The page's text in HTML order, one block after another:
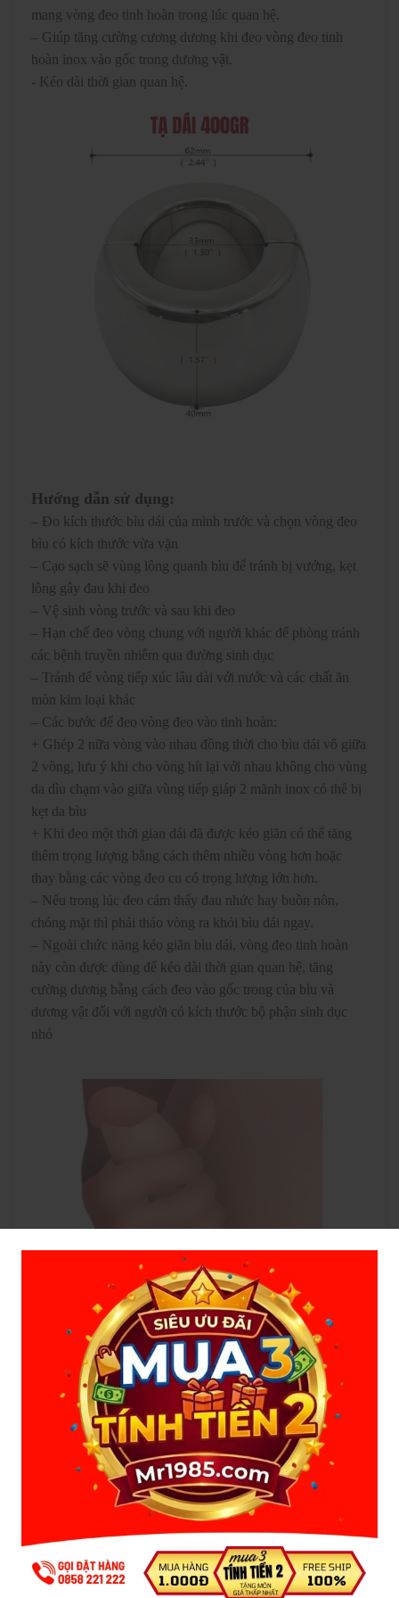
mang vòng đeo tinh hoàn trong lúc quan hệ.
– Giúp tăng cường cương dương khi đeo vòng đeo tinh
hoàn inox vào gốc trong dương vật.
- Kéo dài thời gian quan hệ.
Hướng dẫn sử dụng:
– Đo kích thước bìu dái của mình trước và chọn vòng đeo
bìu có kích thước vừa vặn
– Cạo sạch sẽ vùng lông quanh bìu để tránh bị vướng, kẹt
lông gây đau khi đeo
– Vệ sinh vòng trước và sau khi đeo
– Hạn chế đeo vòng chung với người khác để phòng tránh
các bệnh truyền nhiễm qua đường sinh dục
– Tránh để vòng tiếp xúc lâu dài với nước và các chất ăn
mòn kim loại khác
– Các bước để đeo vòng đeo vào tinh hoàn:
+ Ghép 2 nữa vòng vào nhau đồng thời cho bìu dái vô giữa
2 vòng, lưu ý khi cho vòng hít lại với nhau không cho vùng
da dìu chạm vào giữa vùng tiếp giáp 2 mãnh inox có thể bị
kẹt da bìu
+ Khi đeo một thời gian dái đã được kéo giãn có thể tăng
thêm trọng lượng bằng cách thêm nhiều vòng hơn hoặc
thay bằng các vòng đeo cu có trọng lượng lớn hơn.
– Nếu trong lúc đeo cảm thấy đau nhức hay buồn nôn,
chóng mặt thì phải tháo vòng ra khỏi bìu dái ngay.
– Ngoài chức năng kéo giãn bìu dái, vòng đeo tinh hoàn
này còn được dùng để kéo dài thời gian quan hệ, tăng
cường dương bằng cách đeo vào gốc trong của bìu và
dương vật đối với người có kích thước bộ phận sinh dục
nhỏ
Không được đeo vòng liên tục trong 1 ngày, bạn
nên đeo từ 15 - 30 phút, hoặc đeo lúc quan hệ.